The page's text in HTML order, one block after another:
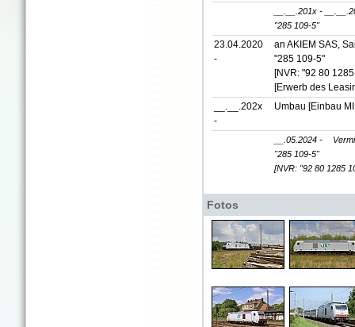
__.__.201x -
"285 109-5"
23.04.2020
-
an AKIEM SAS,
"285 109-5"
[NVR: "92 80
[Erwerb des
__.__.202x
-
Umbau [Einbau
__.05.2024 -
"285 109-5"
[NVR: "92 80 1285
Fotos